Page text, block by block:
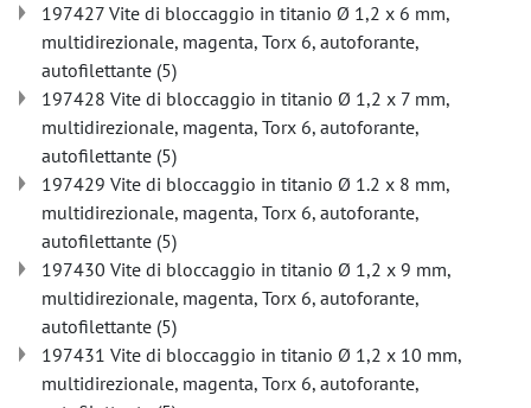
197427 Vite di bloccaggio in titanio Ø 1,2 x 6 mm,
multidirezionale, magenta, Torx 6, autoforante,
autofilettante (5)
197428 Vite di bloccaggio in titanio Ø 1,2 x 7 mm,
multidirezionale, magenta, Torx 6, autoforante,
autofilettante (5)
197429 Vite di bloccaggio in titanio Ø 1.2 x 8 mm,
multidirezionale, magenta, Torx 6, autoforante,
autofilettante (5)
197430 Vite di bloccaggio in titanio Ø 1,2 x 9 mm,
multidirezionale, magenta, Torx 6, autoforante,
autofilettante (5)
197431 Vite di bloccaggio in titanio Ø 1,2 x 10 mm,
multidirezionale, magenta, Torx 6, autoforante,